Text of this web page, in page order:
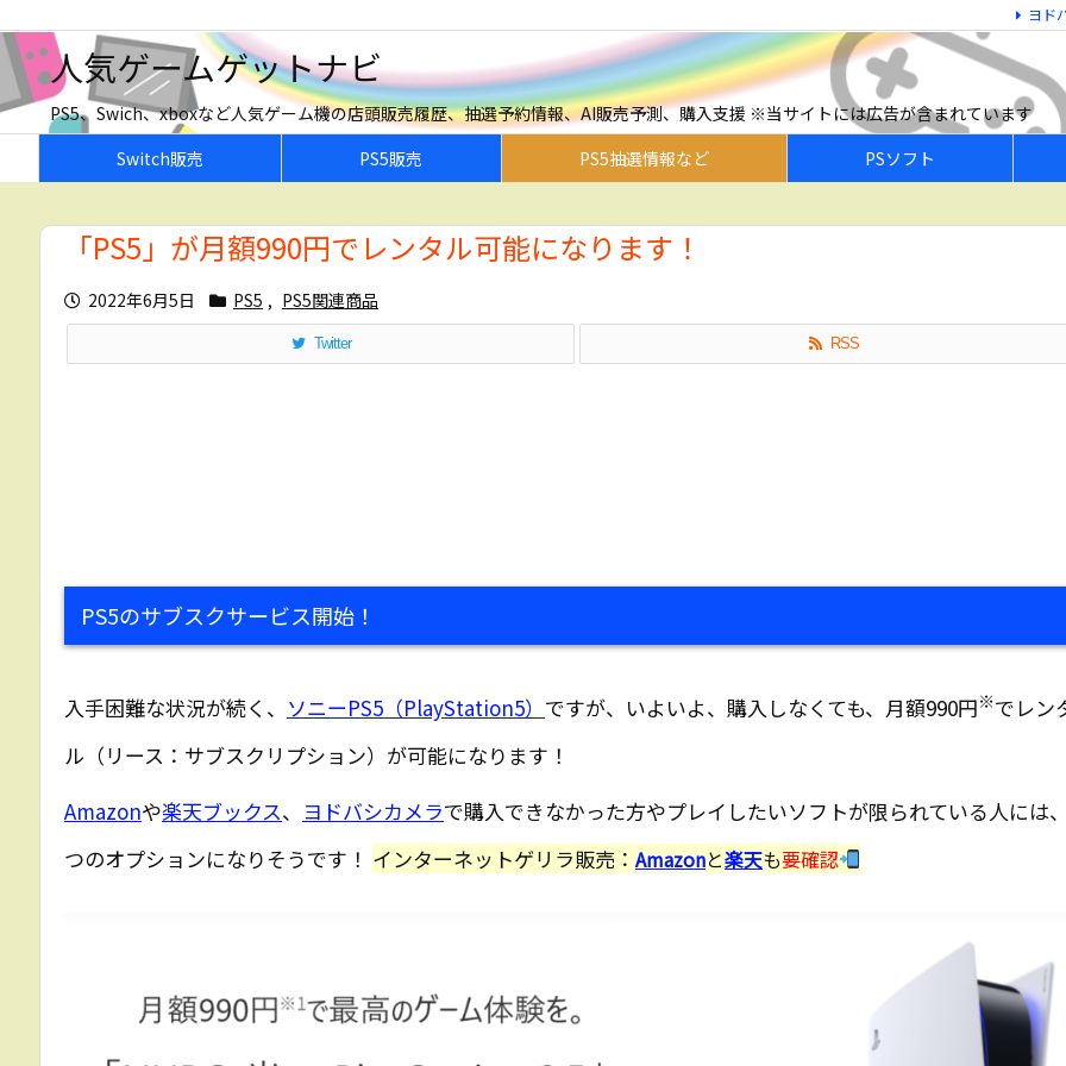
人気ゲームゲットナビ
PS5、Swich、xboxなど人気ゲーム機の店頭販売履歴、抽選予約情報、AI販売予測、購入支援 ※当サイトには広告が含まれています
Switch販売
PS5販売 PS5抽選情報など PSソフト
ヨド
「PS5」が月額990円でレンタル可能になります！
2022年6月5日 PS5 , PS5関連商品
Twitter RSS
PS5のサブスクサービス開始！
入手困難な状況が続く、 ソニーPS5（PlayStation5） ですが、いよいよ、購入しなくても、月額990円※でレン
ル（リース：サブスクリプション）が可能になります！
Amazonや楽天ブックス、 ヨドバシカメラで購入できなかった方やプレイしたいソフトが限られている人には
つのオプションになりそうです！ インターネットゲリラ販売： Amazonと楽天も要確認